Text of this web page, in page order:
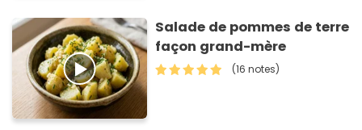
Salade de pommes de terre
façon grand-mère
(16 notes)